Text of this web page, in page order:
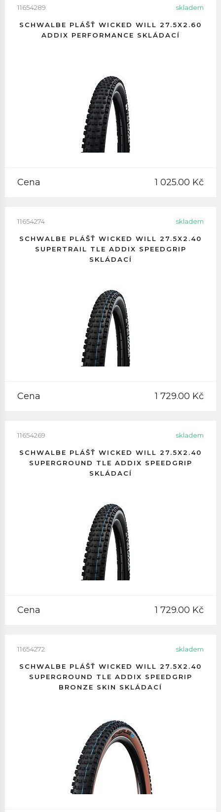
11654289 skladem
SCHWALBE PLÁŠŤ WICKED WILL 27.5X2.60
ADDIX PERFORMANCE SKLÁDACÍ
Cena 1 025.00 Kč
11654274 skladem
SCHWALBE PLÁŠŤ WICKED WILL 27.5X2.40
SUPERTRAIL TLE ADDIX SPEEDGRIP
SKLÁDACÍ
Cena 1 729.00 Kč
11654269 skladem
SCHWALBE PLÁŠŤ WICKED WILL 27.5X2.40
SUPERGROUND TLE ADDIX SPEEDGRIP
SKLÁDACÍ
Cena 1 729.00 Kč
11654272 skladem
SCHWALBE PLÁŠŤ WICKED WILL 27.5X2.40
SUPERGROUND TLE ADDIX SPEEDGRIP
BRONZE SKIN SKLÁDACÍ